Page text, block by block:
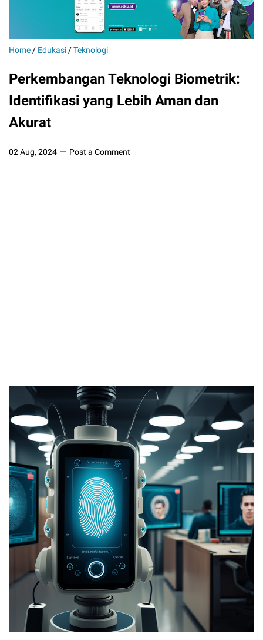
Home / Edukasi /Teknologi
Perkembangan Teknologi Biometrik:
Identifikasi yang Lebih Aman dan
Akurat
02 Aug, 2024 Post a Comment